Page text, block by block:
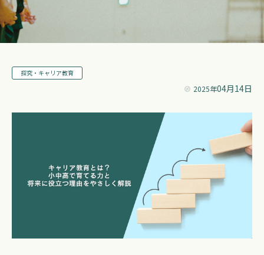
探究・キャリア教育
2025年04月14日